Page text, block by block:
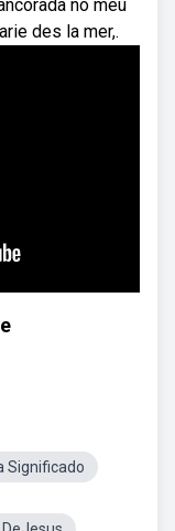
no meu
des la mer,.
Significado